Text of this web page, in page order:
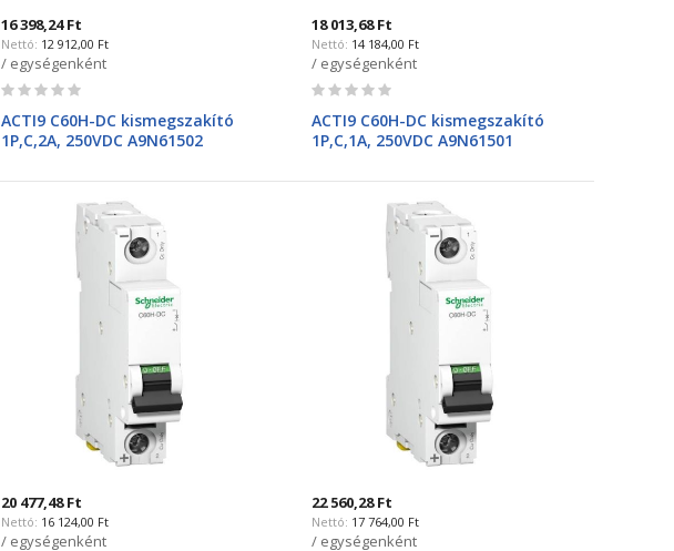
16 398,24 Ft
12 912,00 Ft
/ egységenként
Rating:
ACTI9 C60H-DC kismegszakító
1P,C,2A, 250VDC A9N61502
18 013,68 Ft
14 184,00 Ft
/ egységenként
Rating:
ACTI9 C60H-DC kismegszakító
1P,C,1A, 250VDC A9N61501
20 477,48 Ft
16 124,00 Ft
/ egységenként
22 560,28 Ft
17 764,00 Ft
/ egységenként